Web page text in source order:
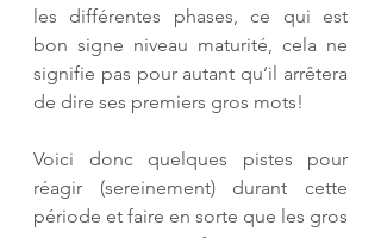
les différentes phases, ce qui est
bon signe niveau maturité, cela ne
signifie pas pour autant qu’il arrêtera
de dire ses premiers gros mots!
Voici donc quelques pistes pour
réagir (sereinement) durant cette
période et faire en sorte que les gros